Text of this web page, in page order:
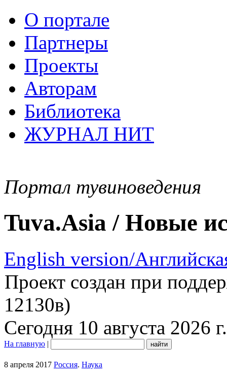
О портале
Партнеры
Проекты
Авторам
Библиотека
ЖУРНАЛ НИТ
Портал тувиноведения
Tuva.Asia / Новые
English version/
Проект создан при
12130в)
Сегодня 10 августа 2026 г.
На главную |
8 апреля 2017 Россия. Наука